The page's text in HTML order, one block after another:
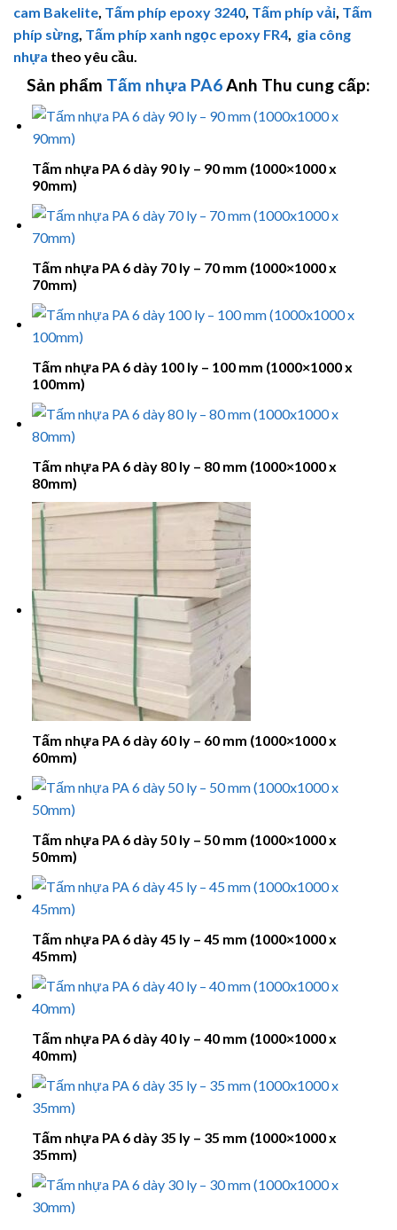
cam Bakelite, Tấm phíp epoxy 3240, Tấm phíp vải, Tấm
phíp sừng, Tấm phíp xanh ngọc epoxy FR4, gia công
nhựa theo yêu cầu.
Sản phẩm Tấm nhựa PA6Anh Thu cung cấp:
Tấm nhựa PA 6 dày 90 ly – 90 mm (1000×1000 x
90mm)
Tấm nhựa PA 6 dày 70 ly – 70 mm (1000×1000 x
70mm)
Tấm nhựa PA 6 dày 100 ly – 100 mm (1000×1000 x
100mm)
Tấm nhựa PA 6 dày 80 ly – 80 mm (1000×1000 x
80mm)
Tấm nhựa PA 6 dày 60 ly – 60 mm (1000×1000 x
60mm)
Tấm nhựa PA 6 dày 50 ly – 50 mm (1000×1000 x
50mm)
Tấm nhựa PA 6 dày 45 ly – 45 mm (1000×1000 x
45mm)
Tấm nhựa PA 6 dày 40 ly – 40 mm (1000×1000 x
40mm)
Tấm nhựa PA 6 dày 35 ly – 35 mm (1000×1000 x
35mm)